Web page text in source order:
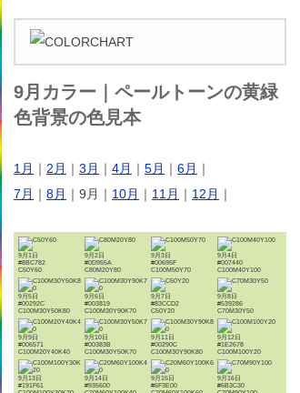
9月カラー｜ペールトーンの黄緑
色背景の色見本
1月 ｜ 2月 ｜ 3月 ｜ 4月 ｜ 5月 ｜ 6月 ｜
7月 ｜ 8月 ｜9月｜ 10月 ｜ 11月 ｜ 12月 ｜
9月1日
#8BC782
C50Y60
9月2日
#0D955A
C80M20Y80
9月3日
#00695F
C100M50Y70
9月4日
#007440
C100M40Y100
9月5日
#00292C
C100M30Y50K80
9月6日
#003819
C100M30Y90K70
9月7日
#83CCD2
C50Y20
9月8日
#539286
C70M30Y50
9月9日
#006571
C100M20Y40K40
9月10日
#00383B
C100M30Y50K70
9月11日
#00290C
C100M30Y90K80
9月12日
#1E2678
C100M100Y20
9月13日
#191F61
9月14日
#935600
9月15日
#6F3E00
9月16日
#6B3C30